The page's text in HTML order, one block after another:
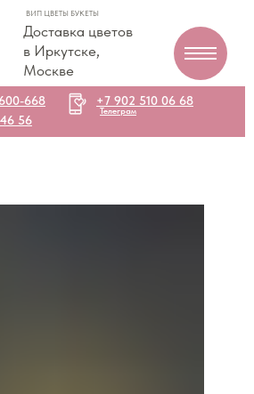
Доставка цветов
в Иркутске,
Москве
ВИП ЦВЕТЫ БУКЕТЫ
56
+7 902 510 06 68
Телеграм
668